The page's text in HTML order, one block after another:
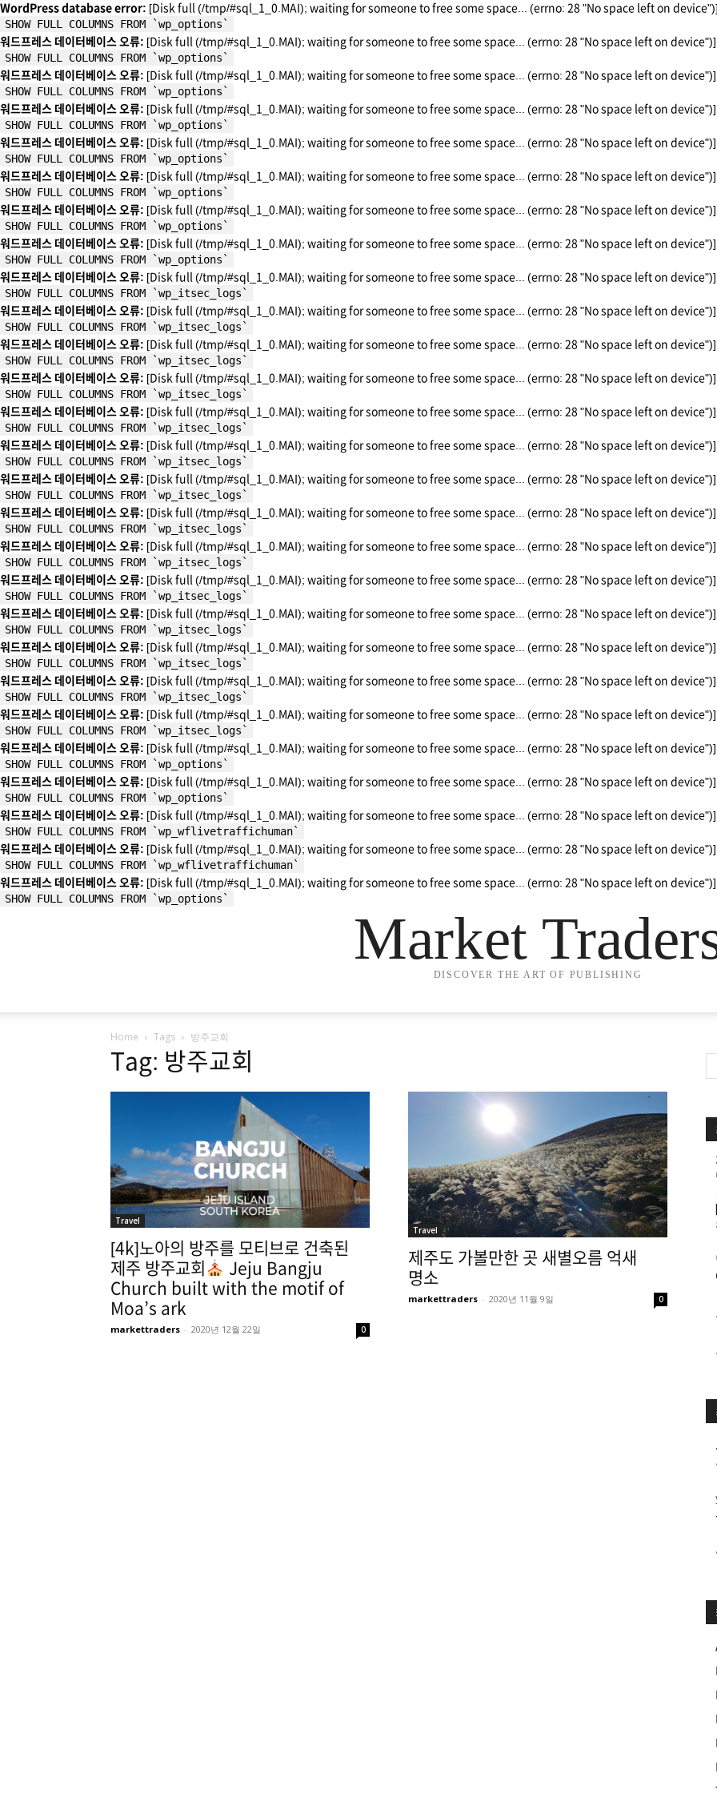
WordPress database error: [Disk full (/tmp/#sql_1_0.MAI); waiting for someone to free some space... (errno: 28 "No space left on
SHOW FULL COLUMNS FROM `wp_options`
워드프레스 데이터베이스 오류: [Disk full (/tmp/#sql_1_0.MAI); waiting for someone to free some space... (errno: 28 "No space left on device")]
SHOW FULL COLUMNS FROM `wp_options`
워드프레스 데이터베이스 오류: [Disk full (/tmp/#sql_1_0.MAI); waiting for someone to free some space... (errno: 28 "No space left on device")]
SHOW FULL COLUMNS FROM `wp_options`
워드프레스 데이터베이스 오류: [Disk full (/tmp/#sql_1_0.MAI); waiting for someone to free some space... (errno: 28 "No space left on device")]
SHOW FULL COLUMNS FROM `wp_options`
워드프레스 데이터베이스 오류: [Disk full (/tmp/#sql_1_0.MAI); waiting for someone to free some space... (errno: 28 "No space left on device")]
SHOW FULL COLUMNS FROM `wp_options`
워드프레스 데이터베이스 오류: [Disk full (/tmp/#sql_1_0.MAI); waiting for someone to free some space... (errno: 28 "No space left on device")]
SHOW FULL COLUMNS FROM `wp_options`
워드프레스 데이터베이스 오류: [Disk full (/tmp/#sql_1_0.MAI); waiting for someone to free some space... (errno: 28 "No space left on device")]
SHOW FULL COLUMNS FROM `wp_options`
워드프레스 데이터베이스 오류: [Disk full (/tmp/#sql_1_0.MAI); waiting for someone to free some space... (errno: 28 "No space left on device")]
SHOW FULL COLUMNS FROM `wp_options`
워드프레스 데이터베이스 오류: [Disk full (/tmp/#sql_1_0.MAI); waiting for someone to free some space... (errno: 28 "No space left on device")]
SHOW FULL COLUMNS FROM `wp_itsec_logs`
워드프레스 데이터베이스 오류: [Disk full (/tmp/#sql_1_0.MAI); waiting for someone to free some space... (errno: 28 "No space left on device")]
SHOW FULL COLUMNS FROM `wp_itsec_logs`
워드프레스 데이터베이스 오류: [Disk full (/tmp/#sql_1_0.MAI); waiting for someone to free some space... (errno: 28 "No space left on device")]
SHOW FULL COLUMNS FROM `wp_itsec_logs`
워드프레스 데이터베이스 오류: [Disk full (/tmp/#sql_1_0.MAI); waiting for someone to free some space... (errno: 28 "No space left on device")]
SHOW FULL COLUMNS FROM `wp_itsec_logs`
워드프레스 데이터베이스 오류: [Disk full (/tmp/#sql_1_0.MAI); waiting for someone to free some space... (errno: 28 "No space left on device")]
SHOW FULL COLUMNS FROM `wp_itsec_logs`
워드프레스 데이터베이스 오류: [Disk full (/tmp/#sql_1_0.MAI); waiting for someone to free some space... (errno: 28 "No space left on device")]
SHOW FULL COLUMNS FROM `wp_itsec_logs`
워드프레스 데이터베이스 오류: [Disk full (/tmp/#sql_1_0.MAI); waiting for someone to free some space... (errno: 28 "No space left on device")]
SHOW FULL COLUMNS FROM `wp_itsec_logs`
워드프레스 데이터베이스 오류: [Disk full (/tmp/#sql_1_0.MAI); waiting for someone to free some space... (errno: 28 "No space left on device")]
SHOW FULL COLUMNS FROM `wp_itsec_logs`
워드프레스 데이터베이스 오류: [Disk full (/tmp/#sql_1_0.MAI); waiting for someone to free some space... (errno: 28 "No space left on device")]
SHOW FULL COLUMNS FROM `wp_itsec_logs`
워드프레스 데이터베이스 오류: [Disk full (/tmp/#sql_1_0.MAI); waiting for someone to free some space... (errno: 28 "No space left on device")]
SHOW FULL COLUMNS FROM `wp_itsec_logs`
워드프레스 데이터베이스 오류: [Disk full (/tmp/#sql_1_0.MAI); waiting for someone to free some space... (errno: 28 "No space left on device")]
SHOW FULL COLUMNS FROM `wp_itsec_logs`
워드프레스 데이터베이스 오류: [Disk full (/tmp/#sql_1_0.MAI); waiting for someone to free some space... (errno: 28 "No space left on device")]
SHOW FULL COLUMNS FROM `wp_itsec_logs`
워드프레스 데이터베이스 오류: [Disk full (/tmp/#sql_1_0.MAI); waiting for someone to free some space... (errno: 28 "No space left on device")]
SHOW FULL COLUMNS FROM `wp_itsec_logs`
워드프레스 데이터베이스 오류: [Disk full (/tmp/#sql_1_0.MAI); waiting for someone to free some space... (errno: 28 "No space left on device")]
SHOW FULL COLUMNS FROM `wp_itsec_logs`
워드프레스 데이터베이스 오류: [Disk full (/tmp/#sql_1_0.MAI); waiting for someone to free some space... (errno: 28 "No space left on device")]
SHOW FULL COLUMNS FROM `wp_options`
워드프레스 데이터베이스 오류: [Disk full (/tmp/#sql_1_0.MAI); waiting for someone to free some space... (errno: 28 "No space left on device")]
SHOW FULL COLUMNS FROM `wp_options`
워드프레스 데이터베이스 오류: [Disk full (/tmp/#sql_1_0.MAI); waiting for someone to free some space... (errno: 28 "No space left on device")]
SHOW FULL COLUMNS FROM `wp_wflivetraffichuman`
워드프레스 데이터베이스 오류: [Disk full (/tmp/#sql_1_0.MAI); waiting for someone to free some space... (errno: 28 "No space left on device")]
SHOW FULL COLUMNS FROM `wp_wflivetraffichuman`
워드프레스 데이터베이스 오류: [Disk full (/tmp/#sql_1_0.MAI); waiting for someone to free some space... (errno: 28 "No space left on device")]
SHOW FULL COLUMNS FROM `wp_options`
Market
DISCOVER THE ART OF PUBLISHING
Home Tags 방주교회
Tag: 방주교회
Travel
[4k]노아의 방주를 모티브로 건축된
제주 방주교회
Jeju Bangju
Church built with the motif of
Moa’s ark
markettraders - 2020년 12월 22일 0
Travel
제주도 가볼만한 곳 새별오름 억새
명소
markettraders - 2020년 11월 9일 0